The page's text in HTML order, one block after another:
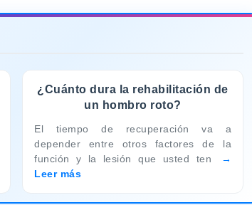
¿Cuánto dura la rehabilitación de
un hombro roto?
El tiempo de recuperación va a
depender entre otros factores de la
función y la lesión que usted ten
Leer más